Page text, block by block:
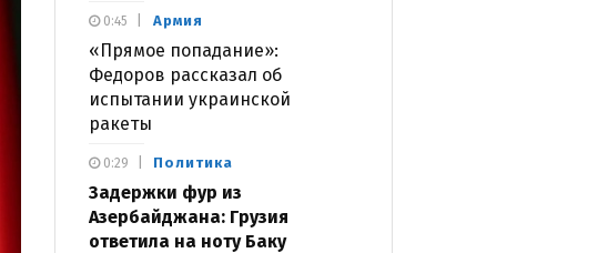
Армия
«Прямое попадание»:
Федоров рассказал об
испытании украинской
ракеты
0:45
Политика
Задержки фур из
Азербайджана: Грузия
ответила на ноту Баку
0:29